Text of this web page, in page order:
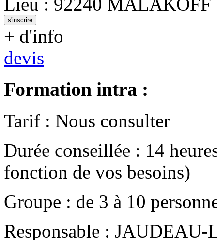
Lieu : 92240 MALAKOFF
s'inscrire
+ d'info
devis
Formation intra :
Tarif : Nous consulter
Durée conseillée : 14
fonction de vos besoins)
Groupe : de 3 à 10
Responsable : JAUDEAU-